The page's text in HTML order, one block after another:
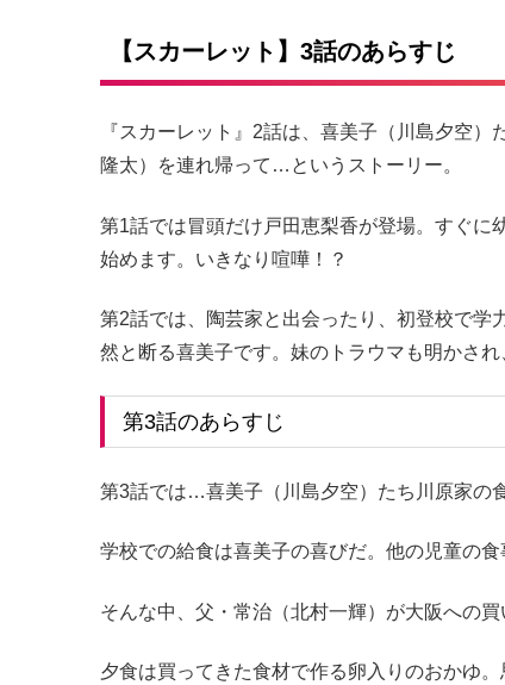
【スカーレット】3話のあらすじ
『スカーレット』2話は、喜美子（川島夕空
隆太）を連れ帰って…というストーリー。
第1話では冒頭だけ戸田恵梨香が登場。すぐに
始めます。いきなり喧嘩！？
第2話では、陶芸家と出会ったり、初登校で学
然と断る喜美子です。妹のトラウマも明かさ
第3話のあらすじ
第3話では…喜美子（川島夕空）たち川原家の
学校での給食は喜美子の喜びだ。他の児童の食
そんな中、父・常治（北村一輝）が大阪への買
夕食は買ってきた食材で作る卵入りのおかゆ